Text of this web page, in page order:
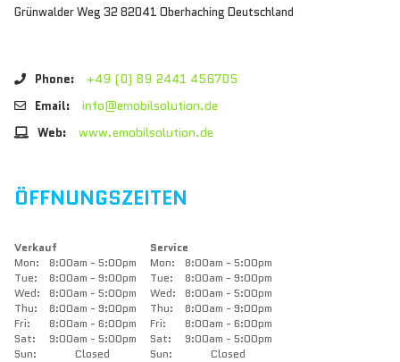
Grünwalder Weg 32 82041 Oberhaching Deutschland
Phone: +49 (0) 89 2441 456705
Email: info@emobilsolution.de
Web: www.emobilsolution.de
ÖFFNUNGSZEITEN
Verkauf
Mon:
8:00am - 5:00pm
Tue:
8:00am - 9:00pm
Wed:
8:00am - 5:00pm
Thu:
8:00am - 9:00pm
Fri:
8:00am - 6:00pm
Sat:
9:00am - 5:00pm
Sun:
Closed
Service
Mon:
8:00am - 5:00pm
Tue:
8:00am - 9:00pm
Wed:
8:00am - 5:00pm
Thu:
8:00am - 9:00pm
Fri:
8:00am - 6:00pm
Sat:
9:00am - 5:00pm
Sun:
Closed